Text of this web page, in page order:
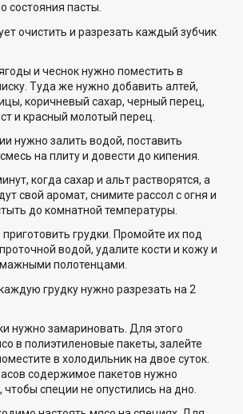
состояния пасты.
очистить и разрезать каждый зубчик
и чеснок нужно поместить в
Туда же нужно добавить алтей,
коричневый сахар, черный перец,
и красный молотый перец.
нужно залить водой, поставить
на плиту и довести до кипения.
когда сахар и альт растворятся, а
свой аромат, снимите рассол с огня и
до комнатной температуры.
грудки. Промойте их под
водой, удалите кости и кожу и
полотенцами.
грудку нужно разрезать на 2
нужно замариновать. Для этого
в полиэтиленовые пакеты, залейте
в холодильник на двое суток.
содержимое пакетов нужно
чтобы специи не опустились на дно.